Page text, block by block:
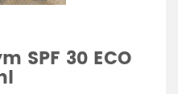
SPF 30 ECO